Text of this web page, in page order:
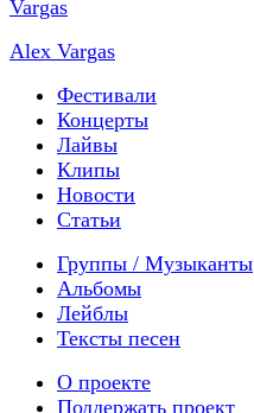
Alex Vargas
Фестивали
Концерты
Лайвы
Клипы
Новости
Статьи
Группы / Музыканты
Альбомы
Лейблы
Тексты песен
О проекте
Поддержать проект